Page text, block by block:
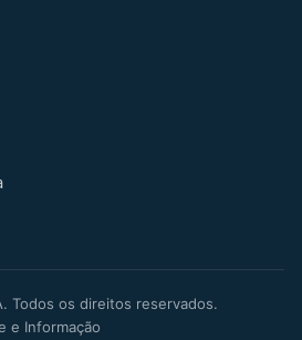
Todos os direitos reservados.
e Informação